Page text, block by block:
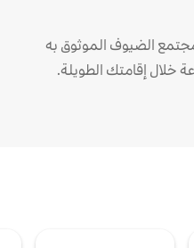
الضيوف الموثوق به